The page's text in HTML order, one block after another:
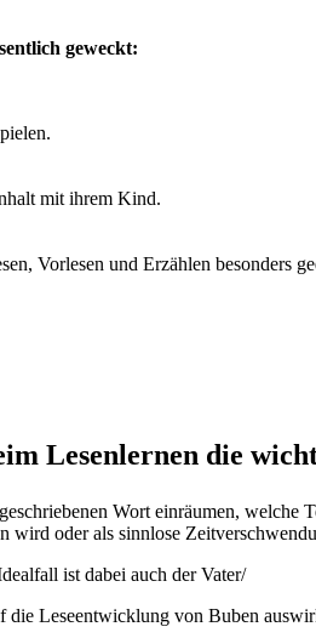
geweckt:
mit ihrem Kind.
Vorlesen und Erzählen besonders
Lesenlernen die
Wort einräumen,
wird oder als sinnlose
ist dabei auch der Vater/
die Leseentwicklung von Buben